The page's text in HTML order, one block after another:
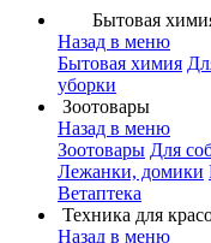
Бытовая
Назад в меню
Бытовая химия
уборки
Зоотовары
Назад в меню
Зоотовары Для
Лежанки, домики
Ветаптека
Техника для
Назад в меню